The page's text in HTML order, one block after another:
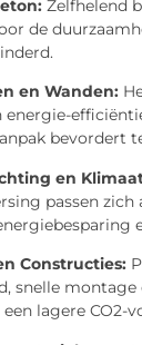
Zelfhelend
de
en Wanden:
energie-
bevordert
en
passen
Constructies:
snelle
lagere